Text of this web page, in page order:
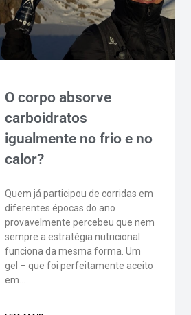
O corpo absorve
carboidratos
igualmente no frio e no
calor?
Quem já participou de corridas em
diferentes épocas do ano
provavelmente percebeu que nem
sempre a estratégia nutricional
funciona da mesma forma. Um
gel – que foi perfeitamente aceito
em…